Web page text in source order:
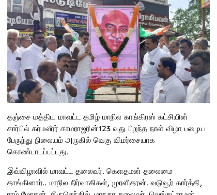
தஞ்சை மத்திய மாவட்ட தமிழ் மாநில காங்கிரஸ் கட்சியின்
சார்பில் கர்மவீரர் காமராஜரின்123 வது பிறந்த நாள் விழா பழைய
பேருந்து நிலையம் அருகில் வெகு விமர்சையாக
கொண்டாடப்பட்டது.
இவ்விழாவில் மாவட்ட தலைவர். கெளதமன் தலைமை
தாங்கினார்.. மாநில நிர்வாகிகள், முரளிதரன். வடுவூர் கார்த்தி,